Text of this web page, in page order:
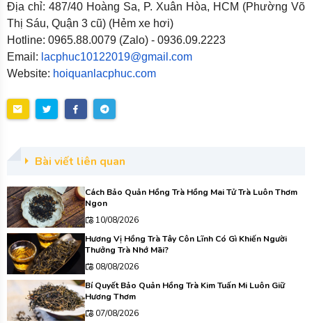
Địa chỉ: 487/40 Hoàng Sa, P. Xuân Hòa, HCM (Phường Võ
Thị Sáu, Quận 3 cũ) (Hẻm xe hơi)
Hotline: 0965.88.0079 (Zalo) - 0936.09.2223
Email: lacphuc10122019@gmail.com
Website: hoiquanlacphuc.com
Bài viết liên quan
Cách Bảo Quản Hồng Trà Hồng Mai Tử Trà Luôn Thơm
Ngon
10/08/2026
Hương Vị Hồng Trà Tây Côn Lĩnh Có Gì Khiến Người
Thưởng Trà Nhớ Mãi?
08/08/2026
Bí Quyết Bảo Quản Hồng Trà Kim Tuấn Mi Luôn Giữ
Hương Thơm
07/08/2026